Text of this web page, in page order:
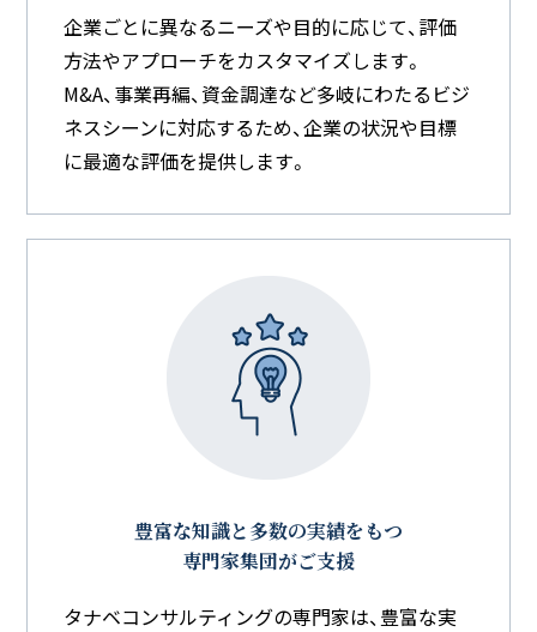
企業ごとに異なるニーズや目的に応じて、評価
方法やアプローチをカスタマイズします。
M&A、事業再編、資金調達など多岐にわたるビジ
ネスシーンに対応するため、企業の状況や目標
に最適な評価を提供します。
豊富な知識と多数の実績をもつ
専門家集団がご支援
タナベコンサルティングの専門家は、豊富な実